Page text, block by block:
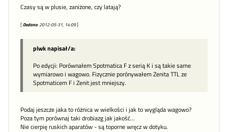
Czasy są w plusie, zaniżone, czy latają?
[ Dodano: 2012-05-31, 14:09]
plwk napisał/a:
Po edycji: Porównałem Spotmatica F z serią K i są takie same
wymiarowo i wagowo. Fizycznie porónywałem Zenita TTL ze
Spotmaticem F i Zenit jest mniejszy.
Podaj jeszcze jaka to różnica w wielkości i jak to wygląda wagowo?
Poza tym porównaj taki drobiazg jak jakość...
Nie cierpię ruskich aparatów - są toporne wręcz w dotyku.